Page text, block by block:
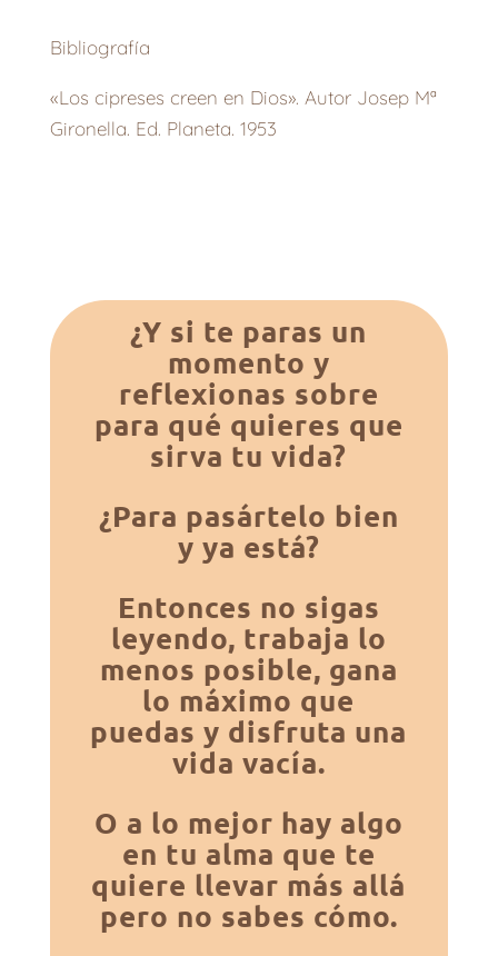
Bibliografía
«Los cipreses creen en Dios». Autor Josep Mª
Gironella. Ed. Planeta. 1953
¿Y si te paras un
momento y
reflexionas sobre
para qué quieres que
sirva tu vida?
¿Para pasártelo bien
y ya está?
Entonces no sigas
leyendo, trabaja lo
menos posible, gana
lo máximo que
puedas y disfruta una
vida vacía.
O a lo mejor hay algo
en tu alma que te
quiere llevar más allá
pero no sabes cómo.